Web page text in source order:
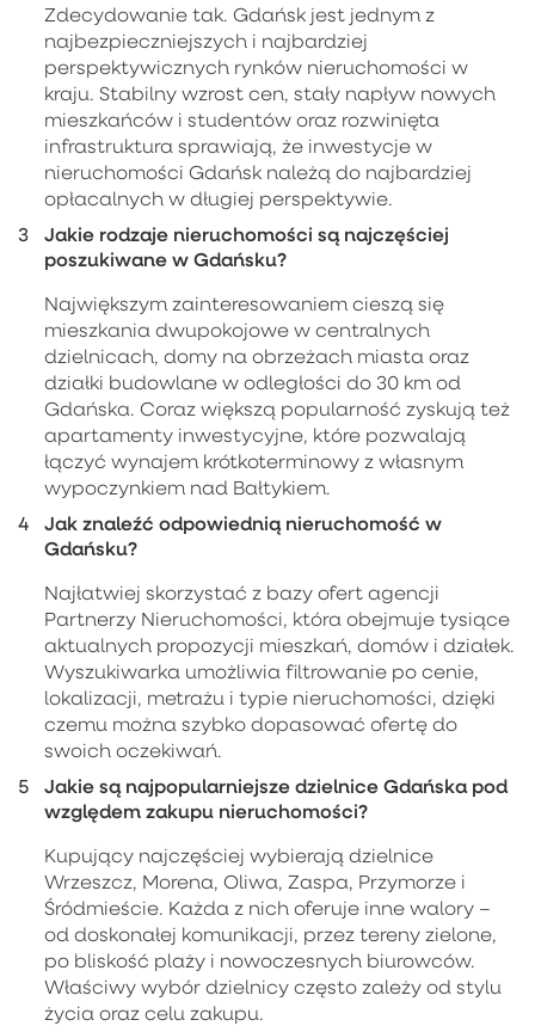
Zdecydowanie tak. Gdańsk jest jednym z
najbezpieczniejszych i najbardziej
perspektywicznych rynków nieruchomości w
kraju. Stabilny wzrost cen, stały napływ nowych
mieszkańców i studentów oraz rozwinięta
infrastruktura sprawiają, że inwestycje w
nieruchomości Gdańsk należą do najbardziej
opłacalnych w długiej perspektywie.
Jakie rodzaje nieruchomości są najczęściej
poszukiwane w Gdańsku?
Największym zainteresowaniem cieszą się
mieszkania dwupokojowe w centralnych
dzielnicach, domy na obrzeżach miasta oraz
działki budowlane w odległości do 30 km od
Gdańska. Coraz większą popularność zyskują też
apartamenty inwestycyjne, które pozwalają
łączyć wynajem krótkoterminowy z własnym
wypoczynkiem nad Bałtykiem.
Jak znaleźć odpowiednią nieruchomość w
Gdańsku?
Najłatwiej skorzystać z bazy ofert agencji
Partnerzy Nieruchomości, która obejmuje tysiące
aktualnych propozycji mieszkań, domów i działek.
Wyszukiwarka umożliwia filtrowanie po cenie,
lokalizacji, metrażu i typie nieruchomości, dzięki
czemu można szybko dopasować ofertę do
swoich oczekiwań.
Jakie są najpopularniejsze dzielnice Gdańska pod
względem zakupu nieruchomości?
Kupujący najczęściej wybierają dzielnice
Wrzeszcz, Morena, Oliwa, Zaspa, Przymorze i
Śródmieście. Każda z nich oferuje inne walory –
od doskonałej komunikacji, przez tereny zielone,
po bliskość plaży i nowoczesnych biurowców.
Właściwy wybór dzielnicy często zależy od stylu
życia oraz celu zakupu.